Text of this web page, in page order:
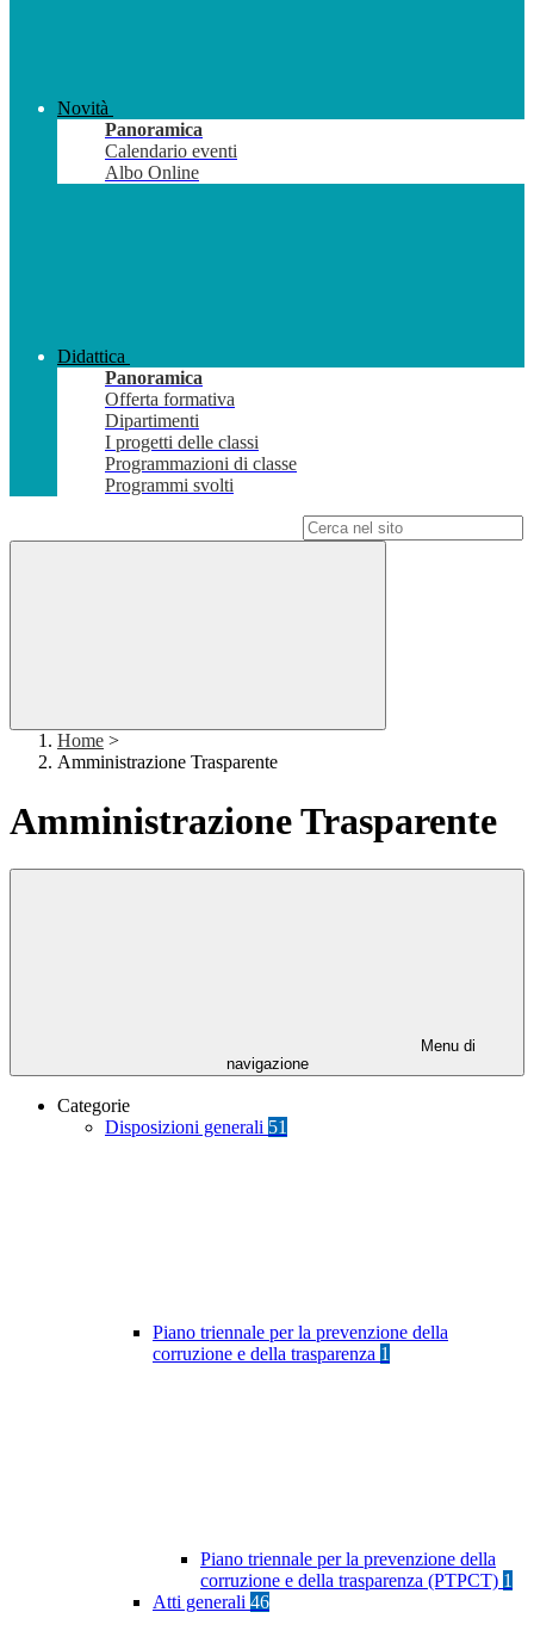
Novità
Panoramica
Calendario eventi
Albo Online
Didattica
Panoramica
Offerta formativa
Dipartimenti
I progetti delle classi
Programmazioni di classe
Programmi svolti
Home >
Amministrazione Trasparente
Amministrazione Trasparente
Menu di
navigazione
Categorie
Disposizioni generali 51
Piano triennale per la prevenzione della
corruzione e della trasparenza 1
Piano triennale per la prevenzione della
corruzione e della trasparenza (PTPCT) 1
Atti generali 46